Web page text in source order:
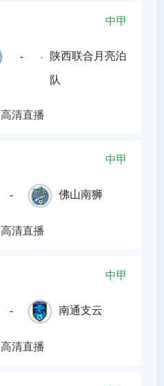
中甲
- 陕西联合月亮泊
队
高清直播
中甲
- 佛山南狮
高清直播
中甲
- 南通支云
高清直播